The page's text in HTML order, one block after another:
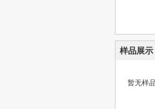
样品展示
暂无样